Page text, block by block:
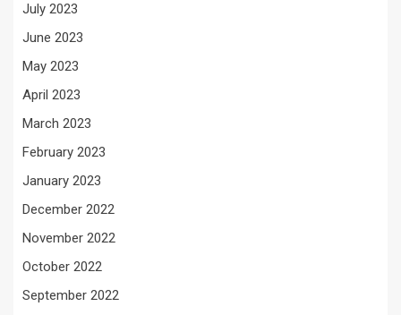
July 2023
June 2023
May 2023
April 2023
March 2023
February 2023
January 2023
December 2022
November 2022
October 2022
September 2022